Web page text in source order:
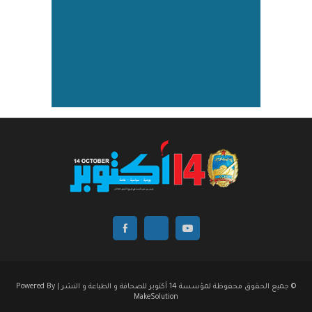
© جميع الحقوق محفوظة لمؤسسة 14 أكتوبر للصحافة و الطباعة و النشر | Powered By
MakeSolution